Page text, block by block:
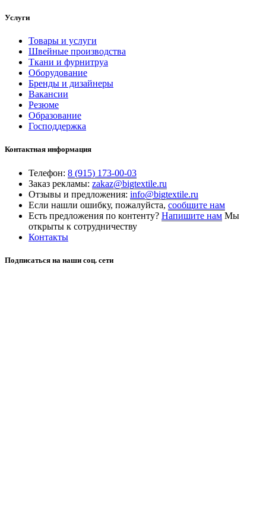
Услуги
Товары и услуги
Швейные производства
Ткани и фурнитруа
Оборудование
Бренды и дизайнеры
Вакансии
Резюме
Образование
Господдержка
Контактная информация
Телефон: 8 (915) 173-00-03
Заказ рекламы: zakaz@bigtextile.ru
Отзывы и предложения: info@bigtextile.ru
Если нашли ошибку, пожалуйста, сообщите нам
Есть предложения по контенту? Напишите нам Мы
открыты к сотрудничеству
Контакты
Подписаться на наши соц. сети